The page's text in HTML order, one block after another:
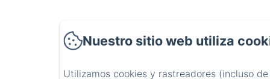
Nuestro sitio web utiliza
Utilizamos cookies y rastreadores (incluso